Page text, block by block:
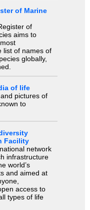
of Marine
of
aims to
list of names of
globally,
of life
pictures of
to
Facility
network
infrastructure
world’s
and aimed at
access to
types of life